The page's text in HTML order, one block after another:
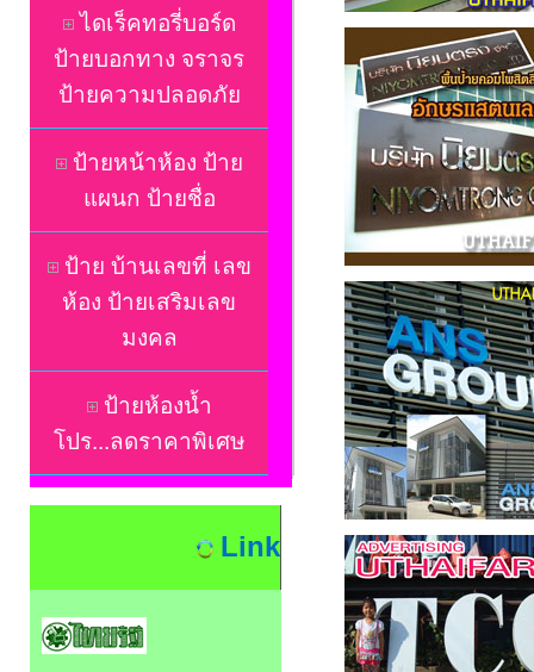
ไดเร็คทอรี่บอร์ด
ป้ายบอกทาง จราจร
ป้ายความปลอดภัย
ป้ายหน้าห้อง ป้าย
แผนก ป้ายชื่อ
ป้าย บ้านเลขที่ เลข
ห้อง ป้ายเสริมเลข
มงคล
ป้ายห้องน้ำ
โปร...ลดราคาพิเศษ
Link